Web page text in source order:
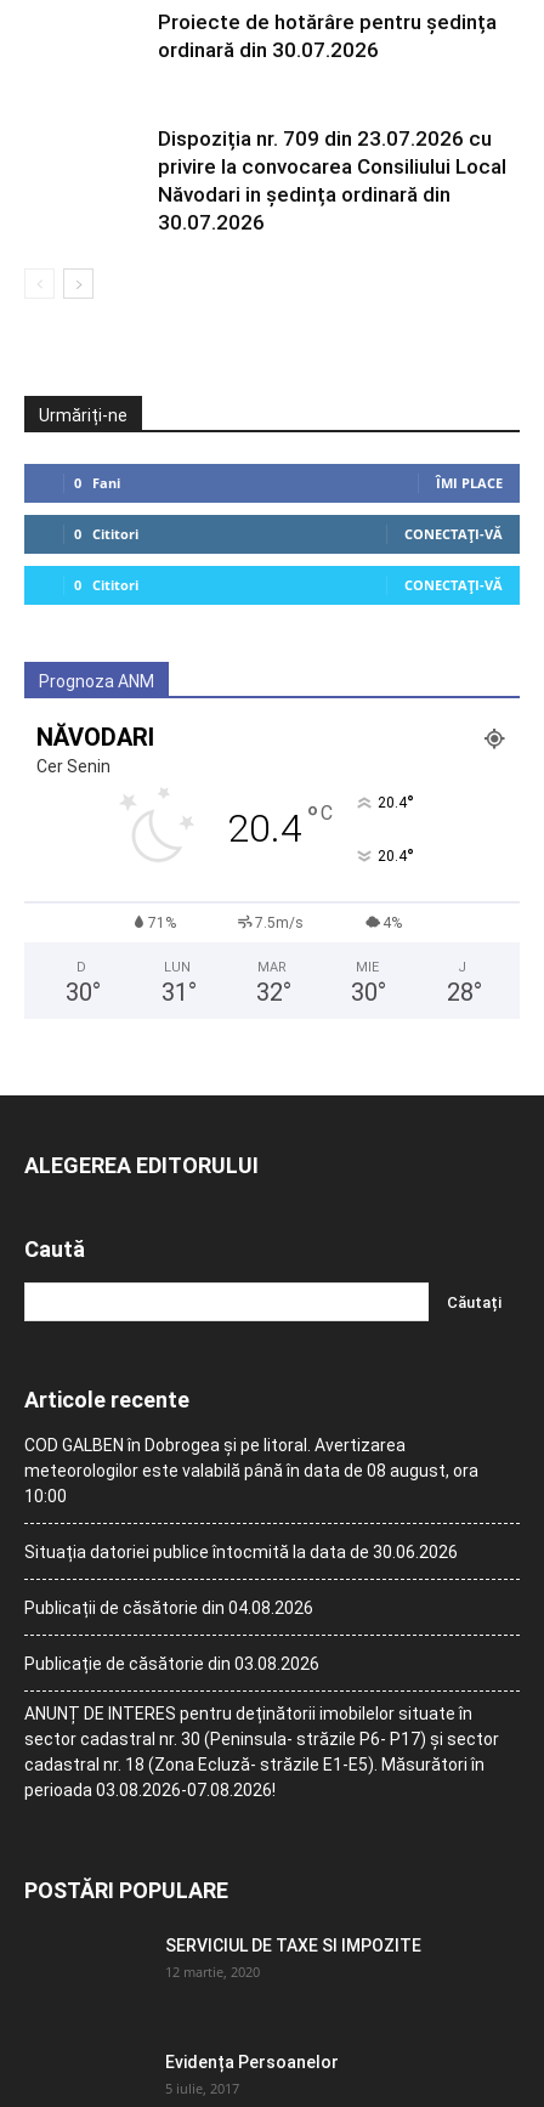
Proiecte de hotărâre pentru ședința
ordinară din 30.07.2026
Dispoziția nr. 709 din 23.07.2026 cu
privire la convocarea Consiliului Local
Năvodari in ședința ordinară din
30.07.2026
Urmăriți-ne
0 Fani ÎMI PLACE
0 Cititori CONECTAȚI-VĂ
0 Cititori CONECTAȚI-VĂ
Prognoza ANM
NĂVODARI
Cer Senin
20.4°C 20.4°
20.4°
71% 7.5m/s 4%
D
30°
LUN
31 °
MAR
32°
MIE
30°
J
28°
ALEGEREA EDITORULUI
Caută
Articole recente
COD GALBEN în Dobrogea și pe litoral. Avertizarea
meteorologilor este valabilă până în data de 08 august, ora
10:00
Situația datoriei publice întocmită la data de 30.06.2026
Publicații de căsătorie din 04.08.2026
Publicație de căsătorie din 03.08.2026
ANUNȚ DE INTERES pentru deținătorii imobilelor situate în
sector cadastral nr. 30 (Peninsula- străzile P6- P17) și sector
cadastral nr. 18 (Zona Ecluză- străzile E1-E5). Măsurători în
perioada 03.08.2026-07.08.2026!
POSTĂRI POPULARE
SERVICIUL DE TAXE SI IMPOZITE
12 martie, 2020
Evidența Persoanelor
5 iulie, 2017